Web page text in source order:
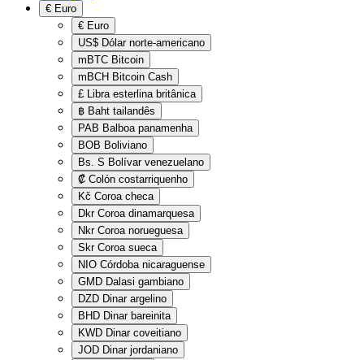
€ Euro
€ Euro
US$ Dólar norte-americano
mBTC Bitcoin
mBCH Bitcoin Cash
£ Libra esterlina britânica
฿ Baht tailandês
PAB Balboa panamenha
BOB Boliviano
Bs. S Bolívar venezuelano
₡ Colón costarriquenho
Kč Coroa checa
Dkr Coroa dinamarquesa
Nkr Coroa norueguesa
Skr Coroa sueca
NIO Córdoba nicaraguense
GMD Dalasi gambiano
DZD Dinar argelino
BHD Dinar bareinita
KWD Dinar coveitiano
JOD Dinar jordaniano